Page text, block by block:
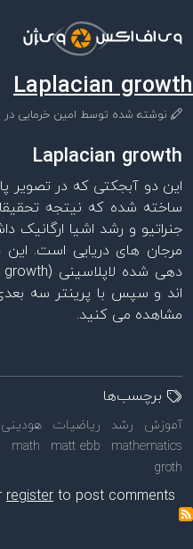
Laplacian growth
نوشته شده توسط امین خرمایی در
Laplacian growth
این دو آبجکتی که در تصویر
ساخته شده که نیتجه
جنراتیو و رشد اشیا ارگانیک
مرجان های دریایی است.
اند و سپس با پرینتر سه
مشاهده می کنید.
برچسب‌ها
آموزش رشد ریاضیات هودینی
mathematics
matt ebb
math
groth
register to post comments